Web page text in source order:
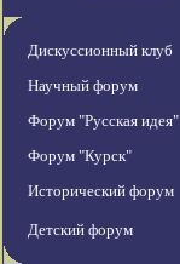
Дискуссионный клуб
Научный форум
Форум "Русская идея"
Форум "Курск"
Исторический форум
Детский форум